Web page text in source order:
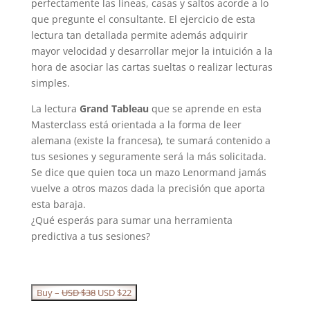
perfectamente las líneas, casas y saltos acorde a lo
que pregunte el consultante. El ejercicio de esta
lectura tan detallada permite además adquirir
mayor velocidad y desarrollar mejor la intuición a la
hora de asociar las cartas sueltas o realizar lecturas
simples.
La lectura Grand Tableau que se aprende en esta
Masterclass está orientada a la forma de leer
alemana (existe la francesa), te sumará contenido a
tus sesiones y seguramente será la más solicitada.
Se dice que quien toca un mazo Lenormand jamás
vuelve a otros mazos dada la precisión que aporta
esta baraja.
¿Qué esperás para sumar una herramienta
predictiva a tus sesiones?
Buy –USD $38 El
precio
USD $22El
precio